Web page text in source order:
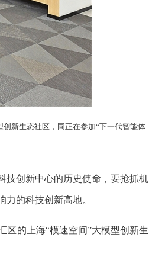
新生态社区，同正在参加“下一代智能体
创新中心的历史使命，要抢抓机
的科技创新高地。
的上海“模速空间”大模型创新生